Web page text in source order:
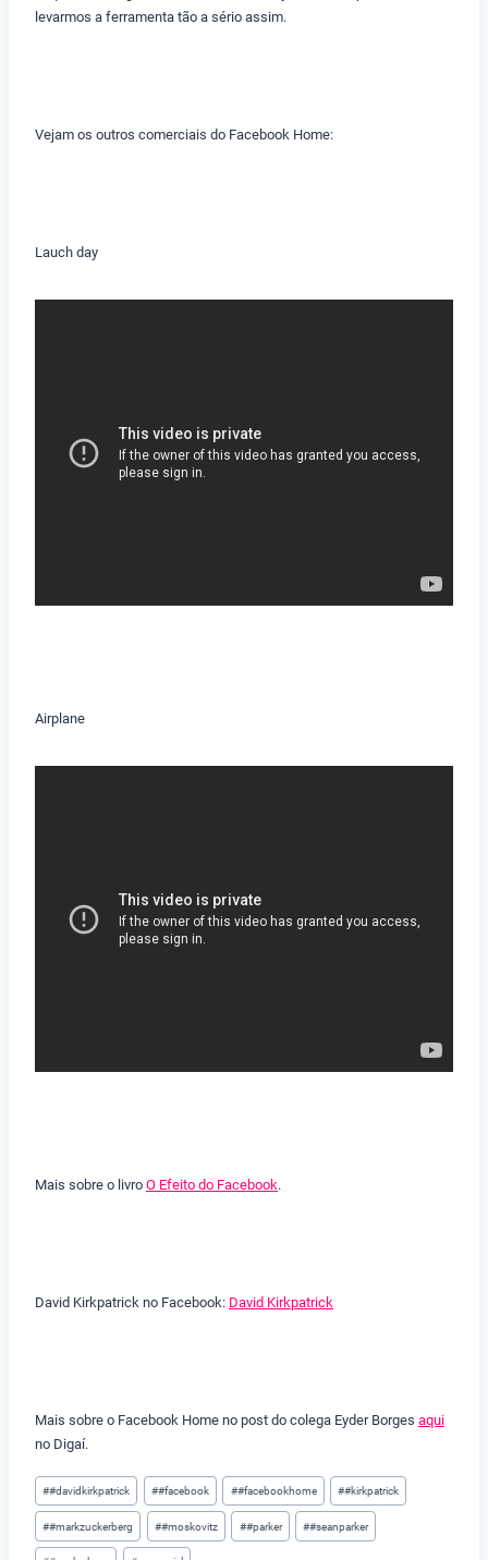
levarmos a ferramenta tão a sério assim.
Vejam os outros comerciais do Facebook Home:
Lauch day
Airplane
Mais sobre o livro O Efeito do Facebook.
David Kirkpatrick no Facebook: David Kirkpatrick
Mais sobre o Facebook Home no post do colega Eyder Borges aqui
no Digaí.
Tags
do
Post:
##davidkirkpatrick ##facebook ##facebookhome ##kirkpatrick
##markzuckerberg ##moskovitz ##parker ##seanparker